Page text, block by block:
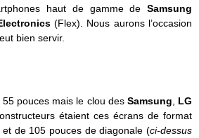
haut de gamme de Samsung
(Flex). Nous aurons l’occasion
bien servir.
pouces mais le clou des Samsung
LG
étaient ces écrans de format
de 105 pouces de diagonale (ci-dessus